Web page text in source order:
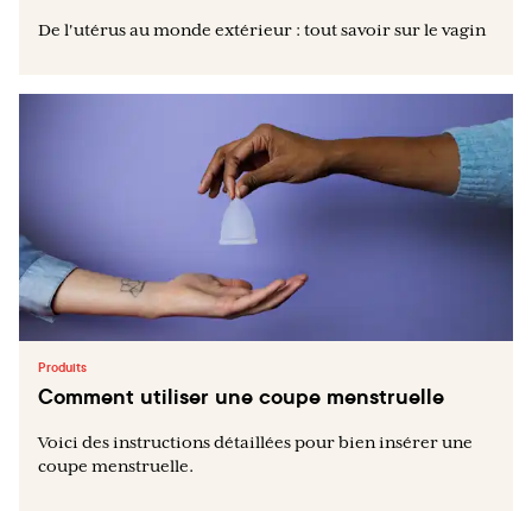
De l'utérus au monde extérieur : tout savoir sur le vagin
Produits
Comment utiliser une coupe menstruelle
Voici des instructions détaillées pour bien insérer une
coupe menstruelle.